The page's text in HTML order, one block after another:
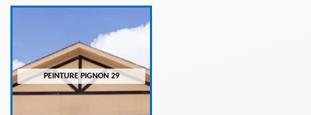
PEINTURE PIGNON 29